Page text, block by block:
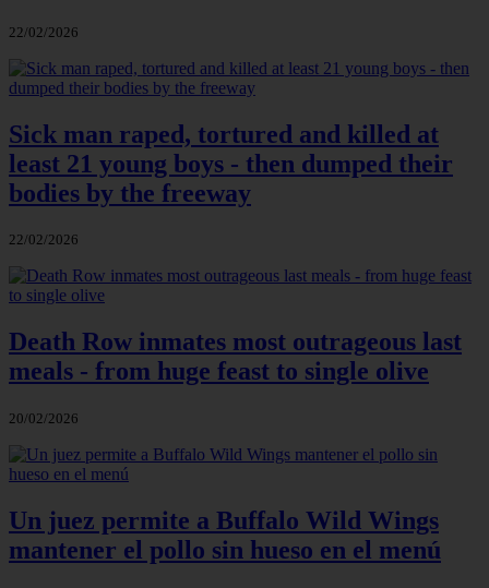
22/02/2026
Sick man raped, tortured and killed at
least 21 young boys - then dumped their
bodies by the freeway
22/02/2026
Death Row inmates most outrageous last
meals - from huge feast to single olive
20/02/2026
Un juez permite a Buffalo Wild Wings
mantener el pollo sin hueso en el menú